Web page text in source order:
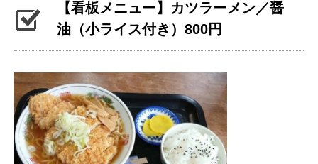
【看板メニュー】カツラーメン／醤
油（小ライス付き）800円